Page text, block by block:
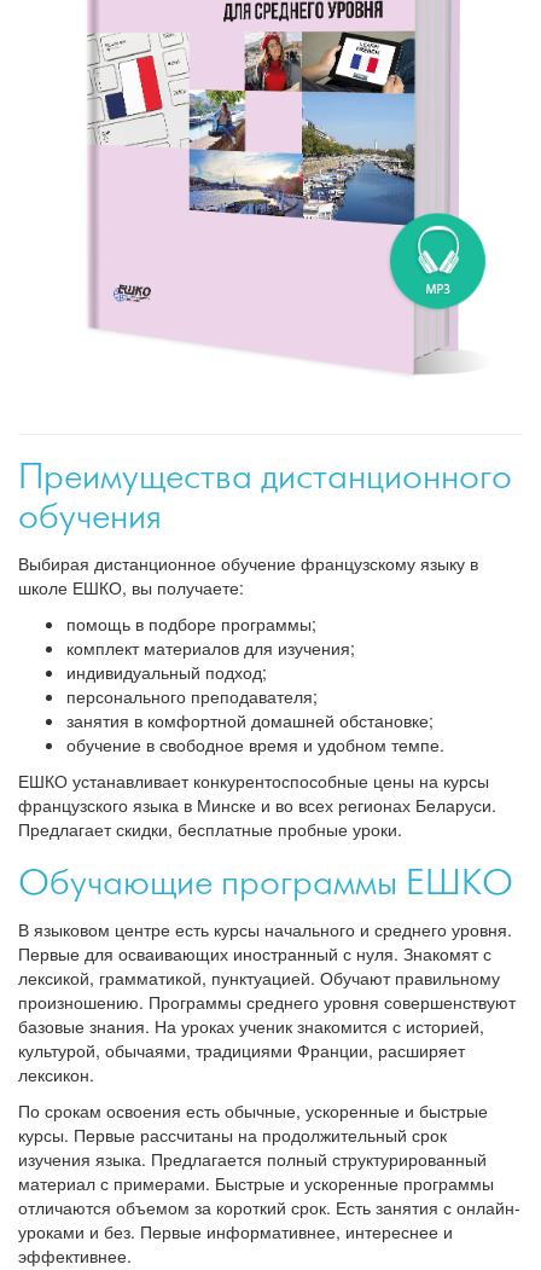
Преимущества дистанционного
обучения
Выбирая дистанционное обучение французскому языку в
школе ЕШКО, вы получаете:
помощь в подборе программы;
комплект материалов для изучения;
индивидуальный подход;
персонального преподавателя;
занятия в комфортной домашней обстановке;
обучение в свободное время и удобном темпе.
ЕШКО устанавливает конкурентоспособные цены на курсы
французского языка в Минске и во всех регионах Беларуси.
Предлагает скидки, бесплатные пробные уроки.
Обучающие программы ЕШКО
В языковом центре есть курсы начального и среднего уровня.
Первые для осваивающих иностранный с нуля. Знакомят с
лексикой, грамматикой, пунктуацией. Обучают правильному
произношению. Программы среднего уровня совершенствуют
базовые знания. На уроках ученик знакомится с историей,
культурой, обычаями, традициями Франции, расширяет
лексикон.
По срокам освоения есть обычные, ускоренные и быстрые
курсы. Первые рассчитаны на продолжительный срок
изучения языка. Предлагается полный структурированный
материал с примерами. Быстрые и ускоренные программы
отличаются объемом за короткий срок. Есть занятия с онлайн-
уроками и без. Первые информативнее, интереснее и
эффективнее.